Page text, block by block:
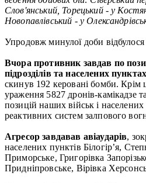
Слов'янський, Торецький - у
Новопавлівський - у
Упродовж минулої доби
Вчора противник завдав по
підрозділів та населених пунктах
скинув 192 керовані бомби. Крім
ураження 5827 дронів-камікадзе
позицій наших військ і населених
реактивних систем залпового
Агресор завдавав авіаударів,
населених пунктів Білогір’я,
Приморське, Григорівка
Придніпровське, Вірівка